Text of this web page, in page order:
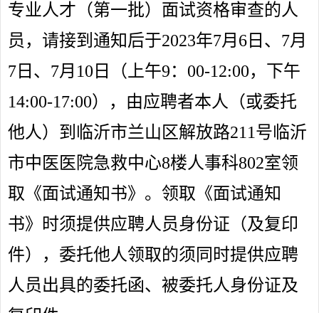
专业人才（第一批）面试资格审查的人
员，请接到通知后于2023年7月6日、7月
7日、7月10日（上午9：00-12:00，下午
14:00-17:00），由应聘者本人（或委托
他人）到临沂市兰山区解放路211号临沂
市中医医院急救中心8楼人事科802室领
取《面试通知书》。领取《面试通知
书》时须提供应聘人员身份证（及复印
件），委托他人领取的须同时提供应聘
人员出具的委托函、被委托人身份证及